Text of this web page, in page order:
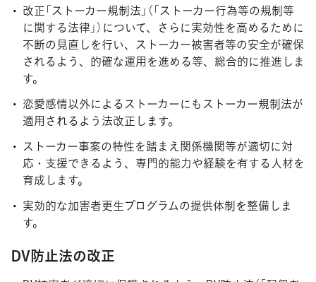
改正「ストーカー規制法」（「ストーカー行為等の規制等
に関する法律」）について、さらに実効性を高めるために
不断の見直しを行い、ストーカー被害者等の安全が確保
されるよう、的確な運用を進める等、総合的に推進しま
す。
恋愛感情以外によるストーカーにもストーカー規制法が
適用されるよう法改正します。
ストーカー事案の特性を踏まえ関係機関等が適切に対
応・支援できるよう、専門的能力や経験を有する人材を
育成します。
実効的な加害者更生プログラムの提供体制を整備しま
す。
DV防止法の改正